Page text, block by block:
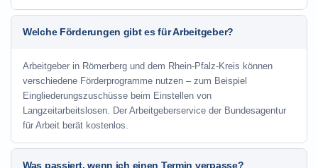
Welche Förderungen gibt es für Arbeitgeber?
Arbeitgeber in Römerberg und dem Rhein-Pfalz-Kreis können
verschiedene Förderprogramme nutzen – zum Beispiel
Eingliederungszuschüsse beim Einstellen von
Langzeitarbeitslosen. Der Arbeitgeberservice der Bundesagentur
für Arbeit berät kostenlos.
Was passiert, wenn ich einen Termin verpasse?